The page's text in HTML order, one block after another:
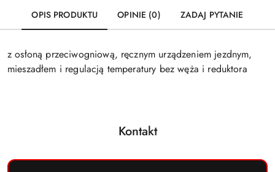
OPIS PRODUKTU OPINIE (0) ZADAJ PYTANIE
z osłoną przeciwogniową, ręcznym urządzeniem jezdnym,
mieszadłem i regulacją temperatury bez węża i reduktora
Kontakt